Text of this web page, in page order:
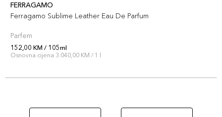
FERRAGAMO
Ferragamo Sublime Leather Eau De Parfum
Parfem
152,00 KM / 105ml
Osnovna cijena 3.040,00 KM / 1 l